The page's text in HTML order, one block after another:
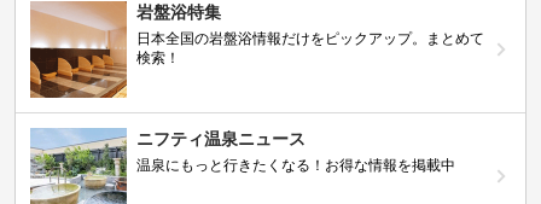
岩盤浴特集
日本全国の岩盤浴情報だけをピックアップ。まとめて
検索！
ニフティ温泉ニュース
温泉にもっと行きたくなる！お得な情報を掲載中